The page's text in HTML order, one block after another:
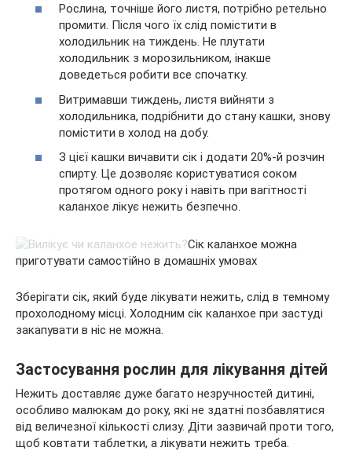
Рослина, точніше його листя, потрібно ретельно
промити. Після чого їх слід помістити в
холодильник на тиждень. Не плутати
холодильник з морозильником, інакше
доведеться робити все спочатку.
Витримавши тиждень, листя вийняти з
холодильника, подрібнити до стану кашки, знову
помістити в холод на добу.
З цієї кашки вичавити сік і додати 20%-й розчин
спирту. Це дозволяє користуватися соком
протягом одного року і навіть при вагітності
каланхое лікує нежить безпечно.
Сік каланхое можна
приготувати самостійно в домашніх умовах
Зберігати сік, який буде лікувати нежить, слід в темному
прохолодному місці. Холодним сік каланхое при застуді
закапувати в ніс не можна.
Застосування рослин для лікування дітей
Нежить доставляє дуже багато незручностей дитині,
особливо малюкам до року, які не здатні позбавлятися
від величезної кількості слизу. Діти зазвичай проти того,
щоб ковтати таблетки, а лікувати нежить треба.